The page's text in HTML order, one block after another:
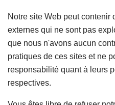
Notre site Web peut contenir
externes qui ne sont pas
que nous n'avons aucun
pratiques de ces sites et ne
responsabilité quant à leurs
respectives.